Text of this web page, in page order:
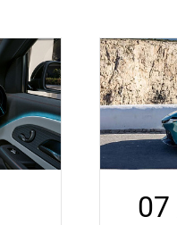
07